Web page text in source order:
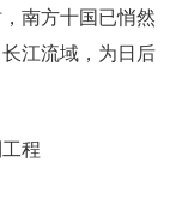
南方十国已悄然
江流域，为日后
程